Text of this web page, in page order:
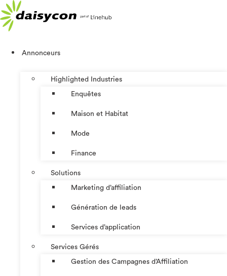
Aller
au
contenu
Annonceurs
Highlighted Industries
Enquêtes
Maison et Habitat
Mode
Finance
Solutions
Marketing d’affiliation
Génération de leads
Services d’application
Services Gérés
Gestion des Campagnes d’Affiliation​